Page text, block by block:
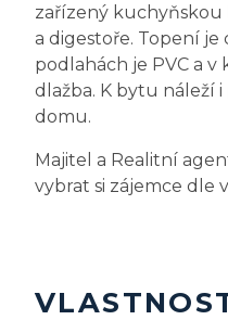
zařízený kuchyňskou
a digestoře. Topení
podlahách je PVC a
dlažba. K bytu náleží
domu.
Majitel a Realitní
vybrat si zájemce dle